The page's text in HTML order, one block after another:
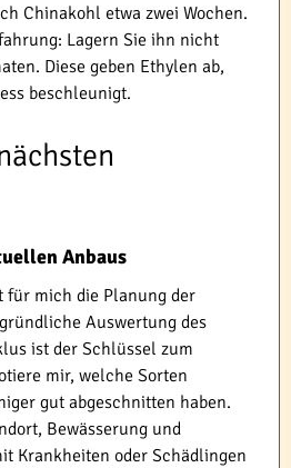
Chinakohl etwa zwei Wochen.
Lagern Sie ihn nicht
Diese geben Ethylen ab,
beschleunigt.
Anbaus
für mich die Planung der
Auswertung des
ist der Schlüssel zum
mir, welche Sorten
gut abgeschnitten haben.
Bewässerung und
Krankheiten oder Schädlingen